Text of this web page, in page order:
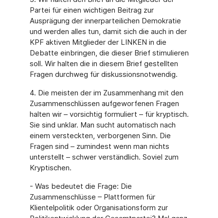
Partei für einen wichtigen Beitrag zur
Ausprägung der innerparteilichen Demokratie
und werden alles tun, damit sich die auch in der
KPF aktiven Mitglieder der LINKEN in die
Debatte einbringen, die dieser Brief stimulieren
soll. Wir halten die in diesem Brief gestellten
Fragen durchweg für diskussionsnotwendig.
4. Die meisten der im Zusammenhang mit den
Zusammenschlüssen aufgeworfenen Fragen
halten wir – vorsichtig formuliert – für kryptisch.
Sie sind unklar. Man sucht automatisch nach
einem versteckten, verborgenen Sinn. Die
Fragen sind – zumindest wenn man nichts
unterstellt – schwer verständlich. Soviel zum
Kryptischen.
- Was bedeutet die Frage: Die
Zusammenschlüsse – Plattformen für
Klientelpolitik oder Organisationsform zur